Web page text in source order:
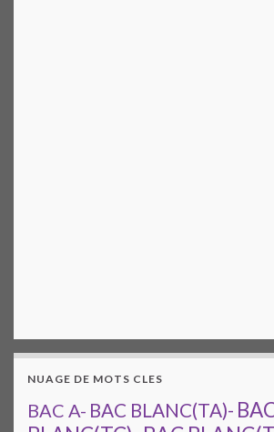
NUAGE DE MOTS CLES
BAC A- BAC BLANC(TA)-